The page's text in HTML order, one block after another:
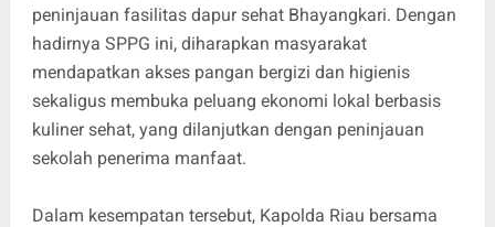
peninjauan fasilitas dapur sehat Bhayangkari. Dengan
hadirnya SPPG ini, diharapkan masyarakat
mendapatkan akses pangan bergizi dan higienis
sekaligus membuka peluang ekonomi lokal berbasis
kuliner sehat, yang dilanjutkan dengan peninjauan
sekolah penerima manfaat.
Dalam kesempatan tersebut, Kapolda Riau bersama